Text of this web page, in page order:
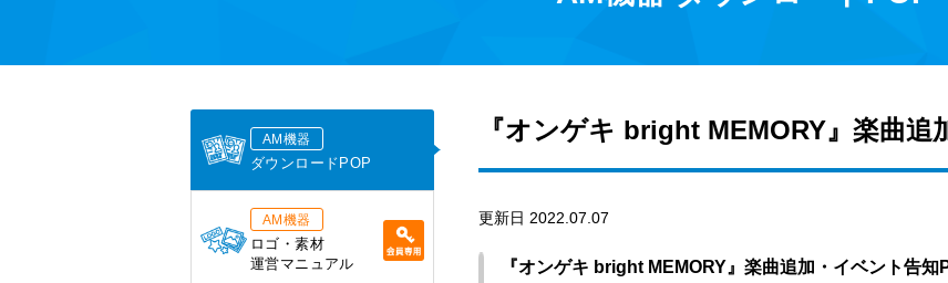
『オンゲキ bright MEMORY』楽曲追
更新日 2022.07.07
『オンゲキ bright MEMORY』楽曲追加・イベント告
AM機器
ダウンロードPOP
AM機器
ロゴ・素材
運営マニュアル